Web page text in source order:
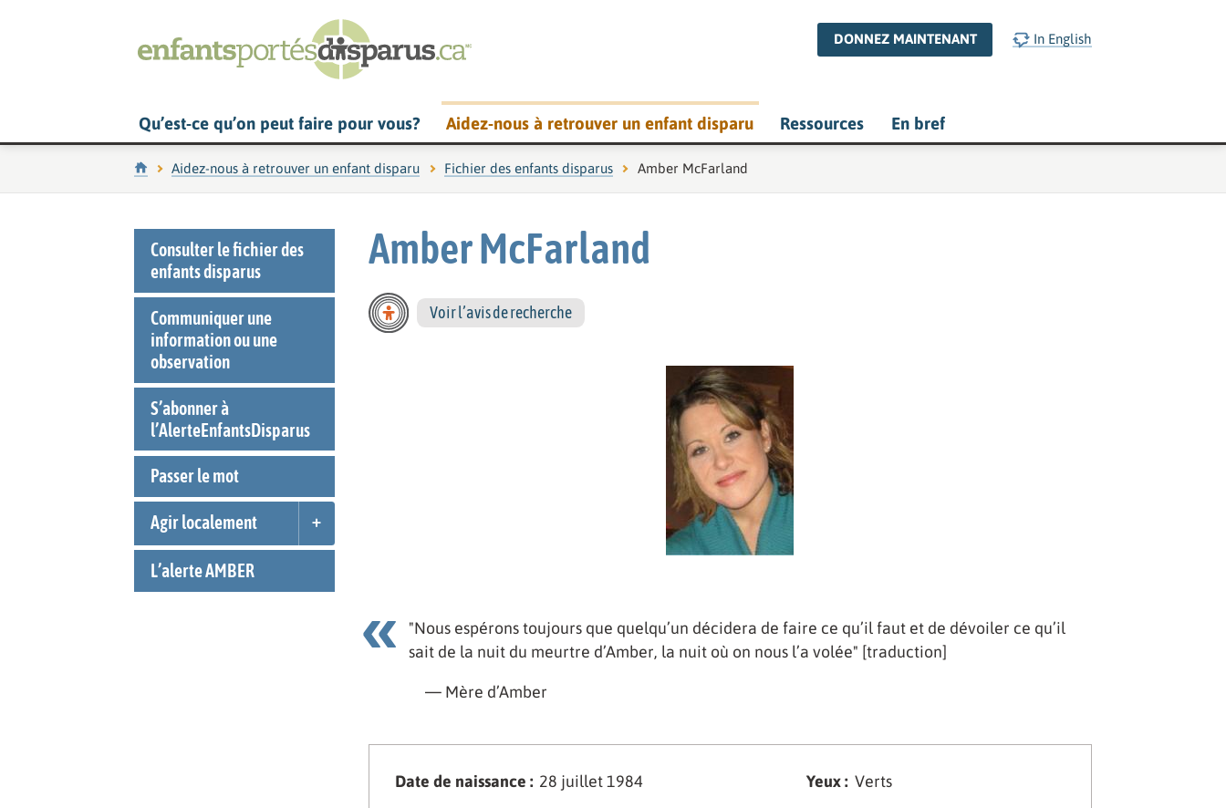
Qu’est-ce qu’on peut faire pour vous? Aidez-nous à retrouver un enfant disparu Ressources En bref
DONNEZ MAINTENANT In English
AccueilAidez-nous à retrouver un enfant disparu Fichier des enfants disparus Page actuelle :
Amber McFarland
Consulter le fichier des
enfants disparus
Communiquer une
information ou une
observation
S’abonner à
l’AlerteEnfantsDisparus
Passer le mot
Agir localement
L’alerte AMBER
Amber McFarland
Voir l’avis de recherche
"Nous espérons toujours que quelqu’un décidera de faire ce qu’il faut et de dévoiler ce qu’il
sait de la nuit du meurtre d’Amber, la nuit où on nous l’a volée" [traduction]
— Mère d’Amber
Date de naissance : 28 juillet 1984
Yeux : Verts